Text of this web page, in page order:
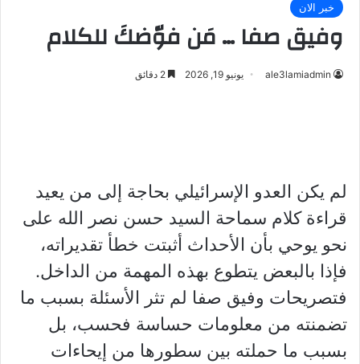
خبر الان
وفيق صفا … مَن فوّضكَ للكلام
ale3lamiadmin يونيو 19, 2026
لم يكن العدو الإسرائيلي بحاجة إلى من يعيد
قراءة كلام سماحة السيد حسن نصر الله على
نحو يوحي بأن الأحداث أثبتت خطأ تقديراته،
فإذا بالبعض يتطوع بهذه المهمة من الداخل.
فتصريحات وفيق صفا لم تثر الأسئلة بسبب ما
تضمنته من معلومات حساسة فحسب، بل
بسبب ما حملته بين سطورها من إيحاءات